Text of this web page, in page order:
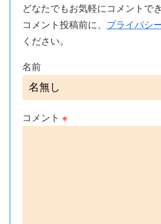
どなたでもお気軽にコメントでき
コメント投稿前に、 プライバシ
ください。
名前
コメント ※